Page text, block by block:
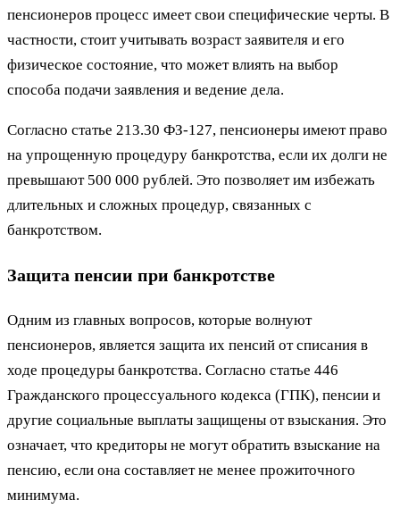
пенсионеров процесс имеет свои специфические черты. В
частности, стоит учитывать возраст заявителя и его
физическое состояние, что может влиять на выбор
способа подачи заявления и ведение дела.
Согласно статье 213.30 ФЗ-127, пенсионеры имеют право
на упрощенную процедуру банкротства, если их долги не
превышают 500 000 рублей. Это позволяет им избежать
длительных и сложных процедур, связанных с
банкротством.
Защита пенсии при банкротстве
Одним из главных вопросов, которые волнуют
пенсионеров, является защита их пенсий от списания в
ходе процедуры банкротства. Согласно статье 446
Гражданского процессуального кодекса (ГПК), пенсии и
другие социальные выплаты защищены от взыскания. Это
означает, что кредиторы не могут обратить взыскание на
пенсию, если она составляет не менее прожиточного
минимума.